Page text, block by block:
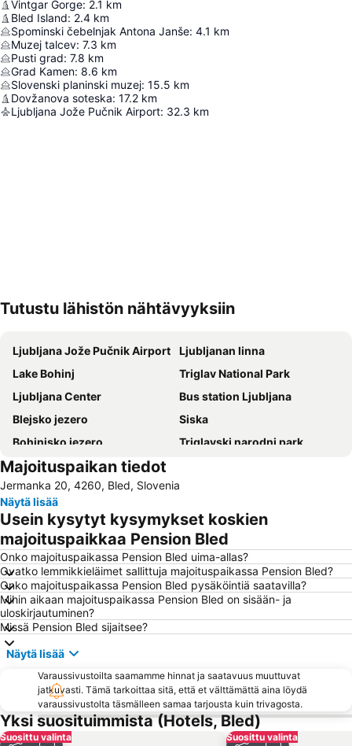
Vintgar Gorge: 2.1 km
Bled Island: 2.4 km
Spominski čebelnjak Antona Janše: 4.1 km
Muzej talcev: 7.3 km
Pusti grad: 7.8 km
Grad Kamen: 8.6 km
Slovenski planinski muzej: 15.5 km
Dovžanova soteska: 17.2 km
Ljubljana Jože Pučnik Airport: 32.3 km
Tutustu lähistön nähtävyyksiin
Ljubljana Jože Pučnik Airport
Ljubljanan linna
Lake Bohinj
Triglav National Park
Ljubljana Center
Bus station Ljubljana
Blejsko jezero
Siska
Bohinjsko jezero
Triglavski narodni park
Klagenfurt Hauptbahnhof
Villach - Hauptbahnhof
Velika planina
Ljubljana walking tour and tourist train ride
Bled Castle
Pustolovski park Bled
Park of Slovenian Reformation
Cankarjev dom
Prešernov trg
Triglav
Klagenfurter Messe
Centre Stožice
Logarska dolina
Punk Rock Holiday
SNG Opera in balet Ljubljana
Krvavec
Arboretum Volčji Potok
Tivoli Park
Dragon Bridge
Blejski Vintgar
Train station Bled Jezero
Wörthersee
GTI - Wörtherseetreffen
Majoituspaikan tiedot
Jermanka 20, 4260, Bled, Slovenia
Näytä lisää
Usein kysytyt kysymykset koskien
majoituspaikkaa Pension Bled
Onko majoituspaikassa Pension Bled uima-allas?
Ovatko lemmikkieläimet sallittuja majoituspaikassa Pension Bled?
Onko majoituspaikassa Pension Bled pysäköintiä saatavilla?
Mihin aikaan majoituspaikassa Pension Bled on sisään- ja
uloskirjautuminen?
Missä Pension Bled sijaitsee?
Näytä lisää
Varaussivustoilta saamamme hinnat ja saatavuus muuttuvat
jatkuvasti. Tämä tarkoittaa sitä, että et välttämättä aina löydä
varaussivustolta täsmälleen samaa tarjousta kuin trivagosta.
Yksi suosituimmista (Hotels, Bled)
Suosittu valinta Suosittu valinta